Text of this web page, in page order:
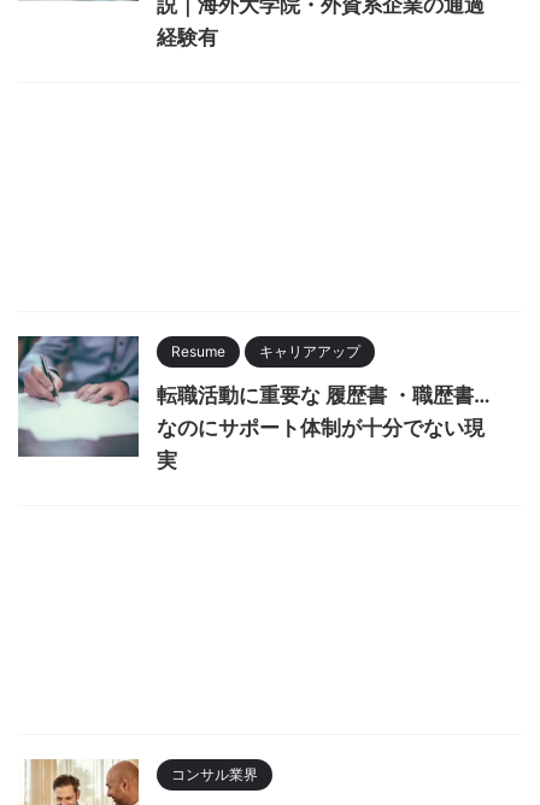
説｜海外大学院・外資系企業の通過
経験有
Resume キャリアアップ
転職活動に重要な 履歴書 ・職歴書…
なのにサポート体制が十分でない現
実
コンサル業界